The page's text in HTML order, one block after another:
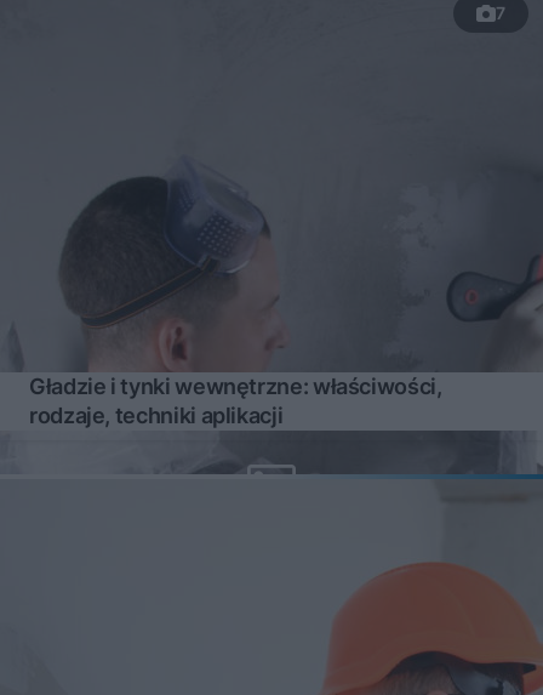
7
Gładzie i tynki wewnętrzne: właściwości,
rodzaje, techniki aplikacji